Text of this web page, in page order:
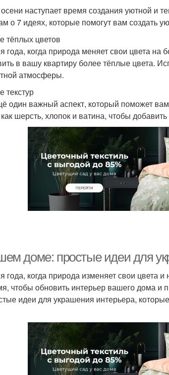
наступает время создания уютной и
о 7 идеях, которые помогут вам создать
тёплых цветов
года, когда природа меняет свои цвета
в вашу квартиру более тёплые цвета.
атмосферы.
текстур
один важный аспект, который поможет
как шерсть, хлопок и ватина, чтобы
доме: простые идеи для
года, когда природа изменяет свои цвета
чтобы обновить интерьер вашего дома и
идеи для украшения интерьера,